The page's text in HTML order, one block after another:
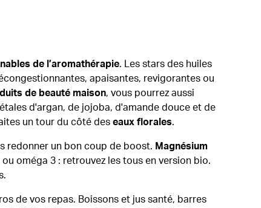
de l’aromathérapie. Les stars des huiles
apaisantes, revigorantes ou
de beauté maison, vous pourrez aussi
d'argan, de jojoba, d'amande douce et de
un tour du côté des eaux florales.
redonner un bon coup de boost. Magnésium
oméga 3 : retrouvez les tous en version bio.
de vos repas. Boissons et jus santé, barres